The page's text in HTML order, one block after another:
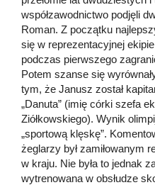
współzawodnictwo podjęli
Roman. Z początku
się w reprezentacyjnej
podczas pierwszego
Potem szanse się
tym, że Janusz został
„Danuta” (imię córki szefa
Ziółkowskiego). Wynik
„sportową klęskę”.
żeglarzy był zamiłowanym
w kraju. Nie była to jednak
wytrenowana w obsłudze